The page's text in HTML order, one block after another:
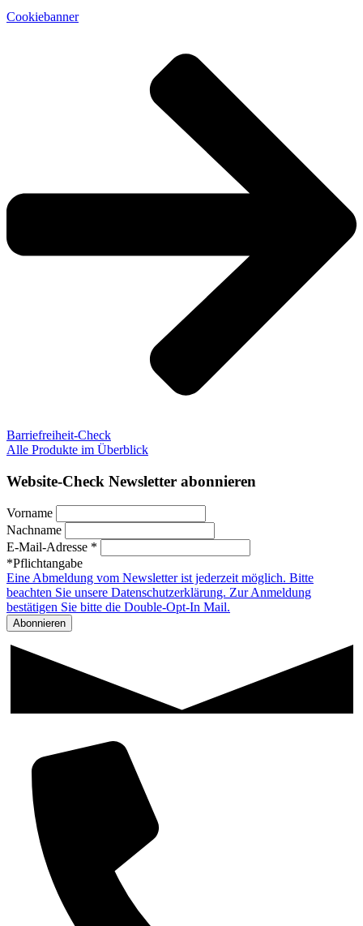
Cookiebanner
Barriefreiheit-Check
Alle Produkte im Überblick
Website-Check Newsletter abonnieren
Vorname
Nachname
E-Mail-Adresse *
*Pflichtangabe
Eine Abmeldung vom Newsletter ist jederzeit möglich. Bitte
beachten Sie unsere Datenschutzerklärung. Zur Anmeldung
bestätigen Sie bitte die Double-Opt-In Mail.